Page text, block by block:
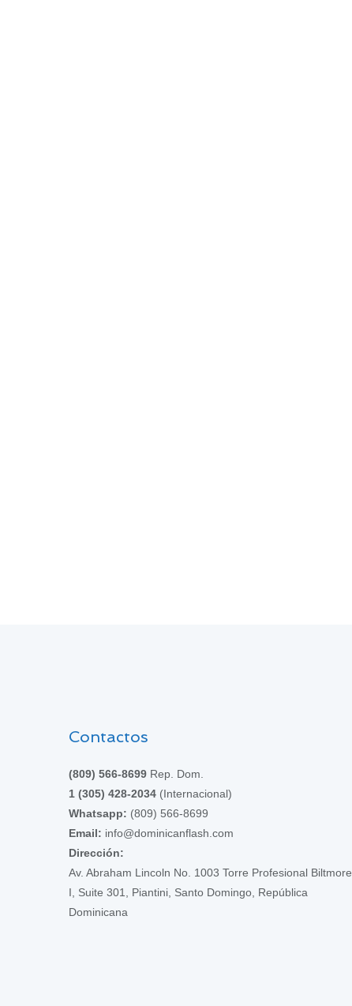
Contactos
(809) 566-8699 Rep. Dom.
1 (305) 428-2034 (Internacional)
Whatsapp: (809) 566-8699
Email: info@dominicanflash.com
Dirección:
Av. Abraham Lincoln No. 1003 Torre Profesional Biltmore
I, Suite 301, Piantini, Santo Domingo, República
Dominicana